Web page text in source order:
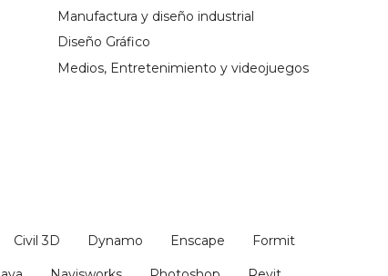
Manufactura y diseño industrial
Diseño Gráfico
Medios, Entretenimiento y videojuegos
Civil 3D Dynamo Enscape Formit